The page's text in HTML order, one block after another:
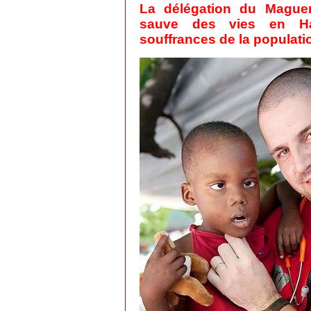
La délégation du
sauve des vies en
souffrances de la